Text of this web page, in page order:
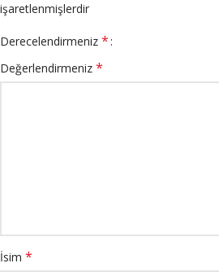
işaretlenmişlerdir
Derecelendirmeniz *
Değerlendirmeniz *
İsim *